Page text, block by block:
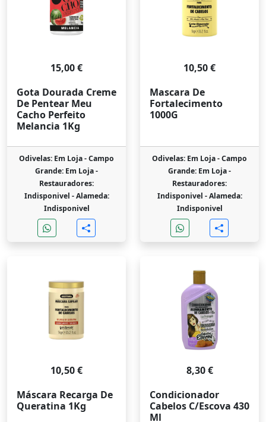
15,00 €
Gota Dourada Creme
De Pentear Meu
Cacho Perfeito
Melancia 1Kg
Odivelas: Em Loja -Campo
Grande: Em Loja -
Restauradores:
Indisponivel -Alameda:
Indisponivel
10,50 €
Mascara De
Fortalecimento
1000G
Odivelas: Em Loja -Campo
Grande: Em Loja -
Restauradores:
Indisponivel -Alameda:
Indisponivel
10,50 €
Máscara Recarga De
Queratina 1Kg
8,30 €
Condicionador
Cabelos C/Escova 430
Ml